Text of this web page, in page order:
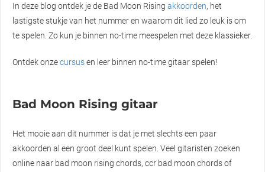
In deze blog ontdek je de Bad Moon Rising akkoorden, het
lastigste stukje van het nummer en waarom dit lied zo leuk is om
te spelen. Zo kun je binnen no-time meespelen met deze klassieker.
Ontdek onzecursusen leer binnen no-time gitaar spelen!
Bad Moon Rising gitaar
Het mooie aan dit nummer is dat je met slechts een paar
akkoorden al een groot deel kunt spelen. Veel gitaristen zoeken
online naar bad moon rising chords, ccr bad moon chords of